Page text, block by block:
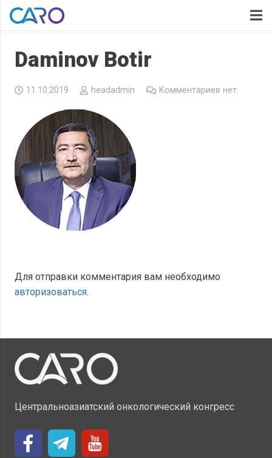
Daminov Botir
11.10.2019 headadmin Комментариев нет
Для отправки комментария вам необходимо
авторизоваться.
Центральноазиатский онкологический конгресс